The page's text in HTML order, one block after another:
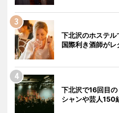
下北沢のホステル
国際利き酒師がレ
下北沢で16回目
シャンや芸人150